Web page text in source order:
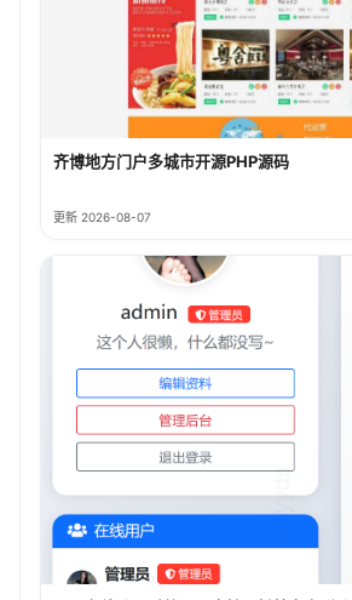
齐博地方门户多城市开源PHP源码
更新 2026-08-07